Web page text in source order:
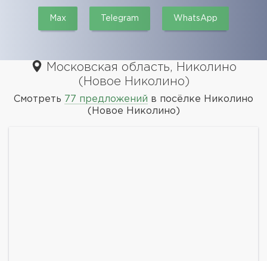
Max Telegram WhatsApp
Московская область, Николино
(Новое Николино)
Смотреть 77 предложений в посёлке Николино
(Новое Николино)